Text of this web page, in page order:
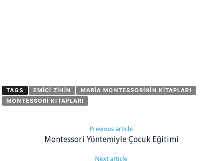
TAGS EMICI ZIHIN
MARIA MONTESSORININ KITAPLARI
MONTESSORI KITAPLARI
Previous article
Montessori Yöntemiyle Çocuk Eğitimi
Next article